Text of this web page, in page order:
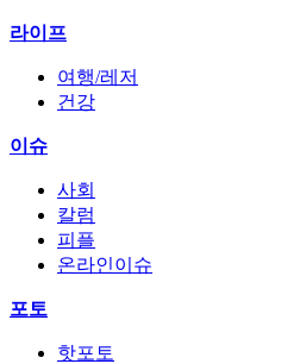
라이프
여행/레저
건강
이슈
사회
칼럼
피플
온라인이슈
포토
핫포토